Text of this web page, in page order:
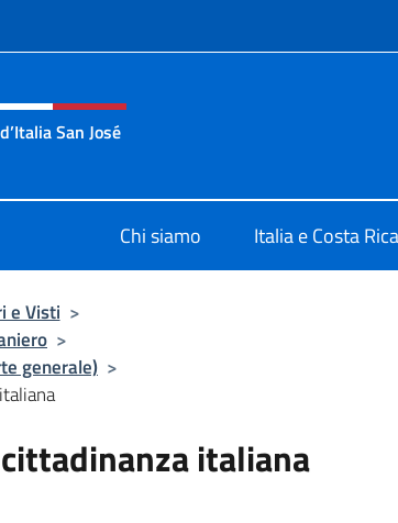
e menù
San José
Chi siamo Italia e Costa Rica
e Visti >
>
generale) >
italiana